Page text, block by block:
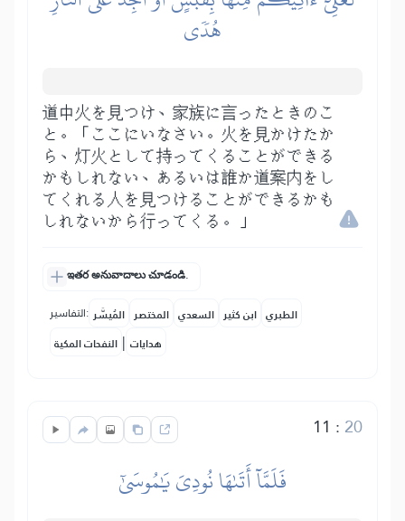
هُدٗى
道中火を見つけ、家族に言ったときのこ
と。「ここにいなさい。火を見かけたか
ら、灯火として持ってくることができる
かもしれない、あるいは誰か道案内をし
てくれる人を見つけることができるかも
しれないから行ってくる。」
ఇతర అనువాదాలు చూడండి.
التفاسير: المُيسَّر المختصر السعدي ابن كثير الطبري
النفحات المكية | هدايات
11 : 20
فَلَمَّآ أَتَىٰهَا نُودِيَ يَٰمُوسَىٰٓ